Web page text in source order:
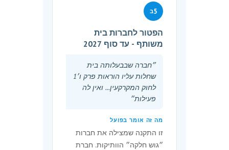
משנה זו - המועד הקובע) לעניין
חברה שהגישה לרשם בקשה לפירוק
מרצון בהליך מזורז כאמור בסעיף
342מג לחוק, ועד יום ל׳ בכסלו
לעניין חברה שקיבלה עד למועד
הקובע החלטה מיוחדת על פירוקה
מרצון לפי סעיף 342כד לחוק או
(ב) תקנות 5ב ו-5ג יעמדו בתוקפן
עד יום א׳ בטבת התשפ״ח (31
בדצמבר 2027).
5ב
הפטור לחברות בית
משותף - עד סוף 2027
״חברה שבבעלותה בית
שחלות עליו הוראות פרק ו׳1
לחוק המקרקעין... ואין לה
פעילות״
מה זה אומר בפועל
זו התקנה שמצילה את חברות
״גוש חלקה״ הוותיקות. חברת